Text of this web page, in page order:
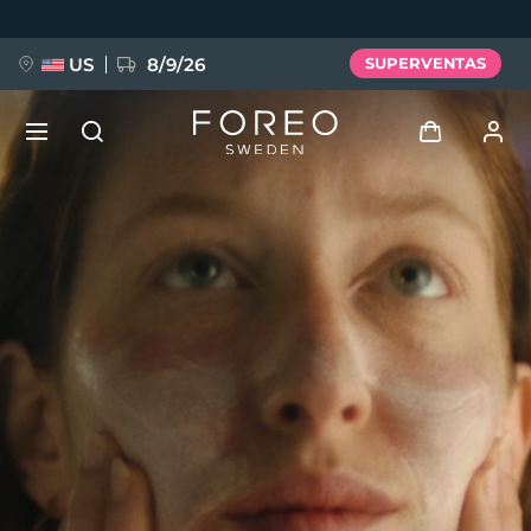
US 8/9/26 SUPERVENTAS
Iniciar sesión
Perfil de usuario
Mis dispositivos
Mis pedidos
Mis direcciones
Mis suscripciones
BREAKING NEWS
issa™ Teeth Whitening Set
Español
Français
Русский
Türkçe
繁體中文